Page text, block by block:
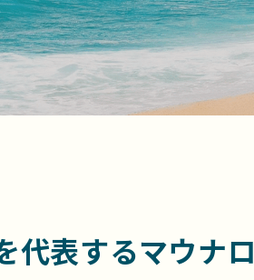
代表するマウナロ